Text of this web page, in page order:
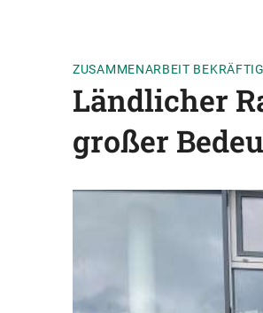
ZUSAMMENARBEIT
Ländlicher
großer